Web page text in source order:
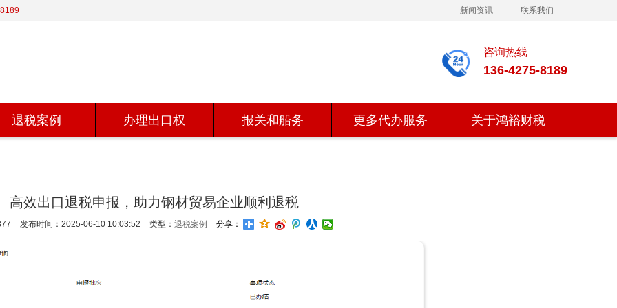
新闻资讯 联系我们
咨询热线
136-4275-8189
退税案例 办理出口权 报关和船务 更多代办服务 关于鸿裕财税
高效出口退税申报，助力钢材贸易企业顺利退税
发布时间：2025-06-10 10:03:52 类型： 退税案例 分享：